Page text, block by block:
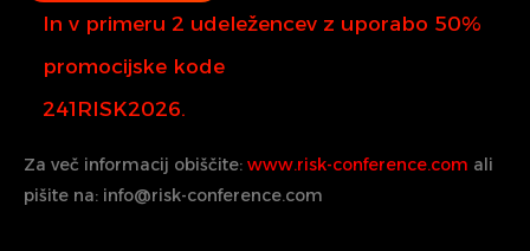
In v primeru 2 udeležencev z uporabo 50%
promocijske kode
241RISK2026.
Za več informacij obiščite: www.risk-conference.com ali
pišite na: info@risk-conference.com